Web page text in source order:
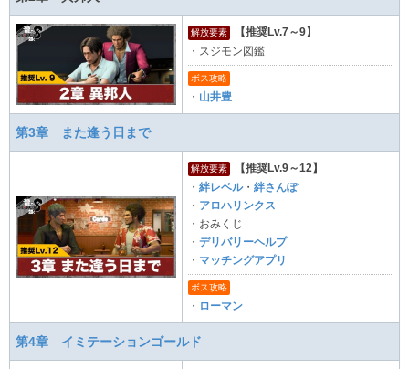
解放要素
【推奨Lv.7～9】
・スジモン図鑑
ボス攻略
・ 山井豊
第3章 また逢う日まで
解放要素
【推奨Lv.9～12】
・ 絆レベル・ 絆さんぽ
・ アロハリンクス
・おみくじ
・ デリバリーヘルプ
・ マッチングアプリ
ボス攻略
・ ローマン
第4章 イミテーションゴールド